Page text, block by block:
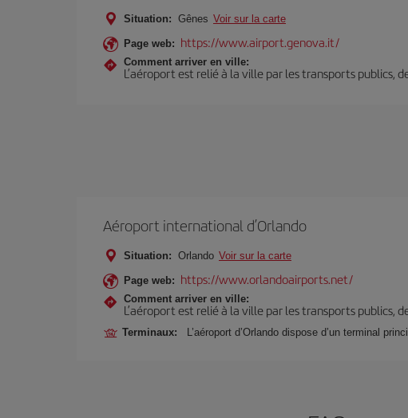
Situation: Gênes Voir sur la carte
Page web: https://www.airport.genova.it/
Comment arriver en ville:
L’aéroport est relié à la ville par les transports publics,
Aéroport international d’Orlando
Situation: Orlando Voir sur la carte
Page web: https://www.orlandoairports.net/
Comment arriver en ville:
L’aéroport est relié à la ville par les transports publics,
Terminaux: L’aéroport d’Orlando dispose d’un terminal